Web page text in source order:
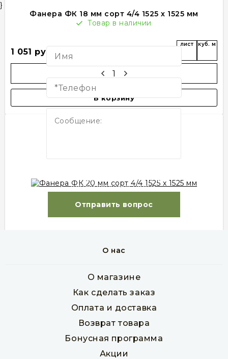
Фанера ФК 18 мм сорт 4/4 1525 х 1525 мм
Товар в наличии
1 051 руб
лист куб. м
В корзину
В корзину
}
Нужна консультация?
соглашаетесь с политикой
конфиденциальности.
Отправить вопрос
О нас
О магазине
Как сделать заказ
Оплата и доставка
Возврат товара
Бонусная программа
Акции